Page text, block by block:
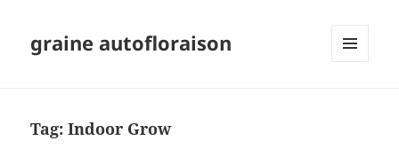
graine autofloraison
Tag:Indoor Grow